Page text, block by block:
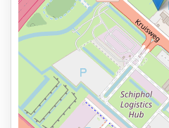
24 uur per dag geopend
Vooraf reserveren
5 min naar vertrekhal
Parkeervormen